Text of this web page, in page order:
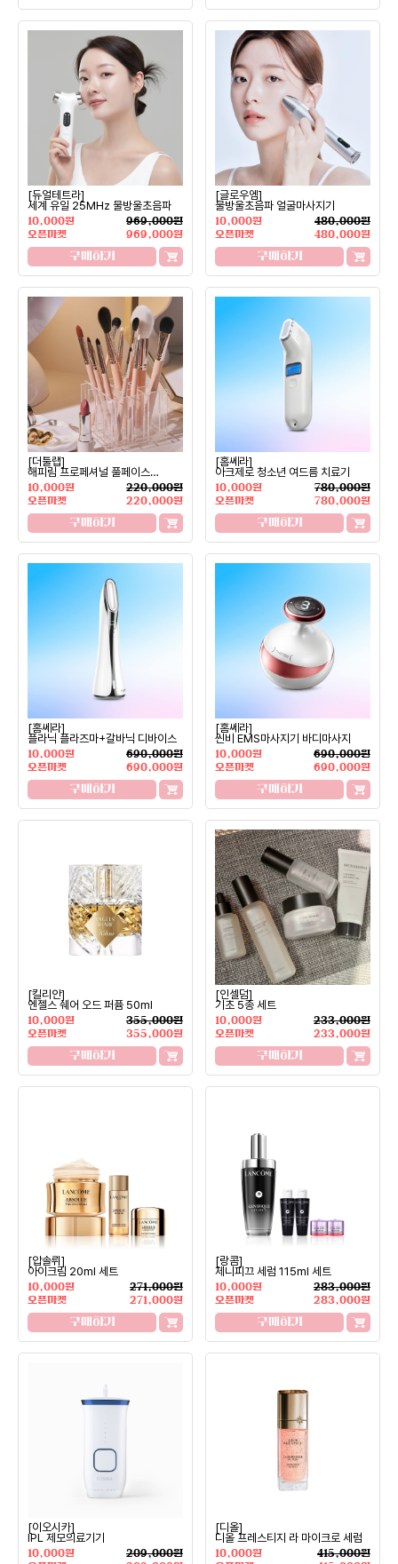
[듀얼테트라]
세계 유일 25MHz 물방울초음파
10,000원
969,000원
오픈마켓
969,000원
구매하기
[글로우엠]
물방울초음파 얼굴마사지기
10,000원
480,000원
오픈마켓
480,000원
구매하기
[더툴랩]
해피림 프로페셔널 풀페이스
12종세트
10,000원
220,000원
오픈마켓
220,000원
구매하기
[홈쎄라]
아크제로 청소년 여드름 치료기
10,000원
780,000원
오픈마켓
780,000원
구매하기
[홈쎄라]
플라닉 플라즈마+갈바닉 디바이스
10,000원
690,000원
오픈마켓
690,000원
구매하기
[홈쎄라]
씬비 EMS마사지기 바디마사지
10,000원
690,000원
오픈마켓
690,000원
구매하기
[킬리안]
엔젤스 쉐어 오드 퍼퓸 50ml
10,000원
355,000원
오픈마켓
355,000원
구매하기
[인셀덤]
기초 5종 세트
10,000원
233,000원
오픈마켓
233,000원
구매하기
[압솔뤼]
아이크림 20ml 세트
10,000원
271,000원
오픈마켓
271,000원
구매하기
[랑콤]
제니피끄 세럼 115ml 세트
10,000원
283,000원
오픈마켓
283,000원
구매하기
[이오시카]
IPL 제모의료기기
10,000원
209,000원
[디올]
디올 프레스티지 라 마이크로 세럼
10,000원
415,000원